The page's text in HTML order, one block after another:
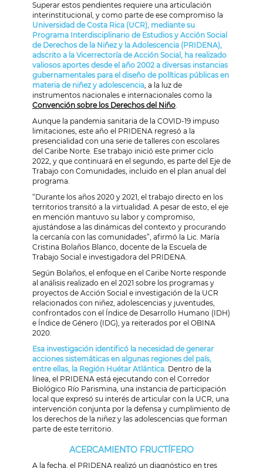
Superar estos pendientes requiere una articulación
interinstitucional, y como parte de ese compromiso la
Universidad de Costa Rica (UCR), mediante su
Programa Interdisciplinario de Estudios y Acción Social
de Derechos de la Niñez y la Adolescencia (PRIDENA),
adscrito a la Vicerrectoría de Acción Social, ha realizado
valiosos aportes desde el año 2002 a diversas instancias
gubernamentales para el diseño de políticas públicas en
materia de niñez y adolescencia, a la luz de
instrumentos nacionales e internacionales como la
Convención sobre los Derechos del Niño.
Aunque la pandemia sanitaria de la COVID-19 impuso
limitaciones, este año el PRIDENA regresó a la
presencialidad con una serie de talleres con escolares
del Caribe Norte. Ese trabajo inició este primer ciclo
2022, y que continuará en el segundo, es parte del Eje de
Trabajo con Comunidades, incluido en el plan anual del
programa.
“Durante los años 2020 y 2021, el trabajo directo en los
territorios transitó a la virtualidad. A pesar de esto, el eje
en mención mantuvo su labor y compromiso,
ajustándose a las dinámicas del contexto y procurando
la cercanía con las comunidades”, afirmó la Lic. María
Cristina Bolaños Blanco, docente de la Escuela de
Trabajo Social e investigadora del PRIDENA.
Según Bolaños, el enfoque en el Caribe Norte responde
al análisis realizado en el 2021 sobre los programas y
proyectos de Acción Social e investigación de la UCR
relacionados con niñez, adolescencias y juventudes,
confrontados con el Índice de Desarrollo Humano (IDH)
e Índice de Género (IDG), ya reiterados por el OBINA
2020.
Esa investigación identificó la necesidad de generar
acciones sistemáticas en algunas regiones del país,
entre ellas, la Región Huétar Atlántica. Dentro de la
línea, el PRIDENA está ejecutando con el Corredor
Biológico Río Parismina, una instancia de participación
local que expresó su interés de articular con la UCR, una
intervención conjunta por la defensa y cumplimiento de
los derechos de la niñez y las adolescencias que forman
parte de este territorio.
ACERCAMIENTO FRUCTÍFERO
A la fecha, el PRIDENA realizó un diagnóstico en tres